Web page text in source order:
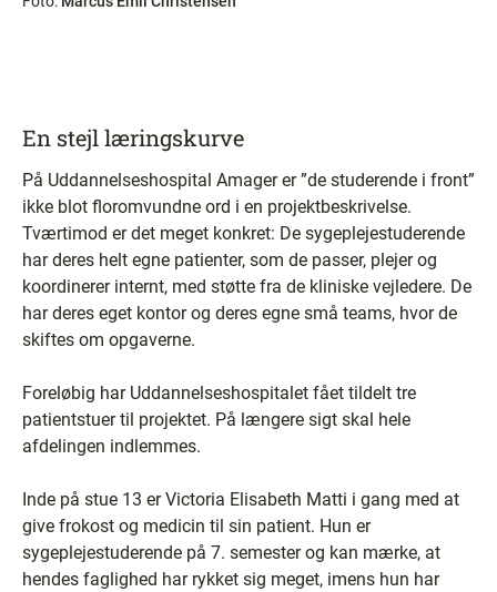
En stejl læringskurve
På Uddannelseshospital Amager er ”de studerende i front”
ikke blot floromvundne ord i en projektbeskrivelse.
Tværtimod er det meget konkret: De sygeplejestuderende
har deres helt egne patienter, som de passer, plejer og
koordinerer internt, med støtte fra de kliniske vejledere. De
har deres eget kontor og deres egne små teams, hvor de
skiftes om opgaverne.
Foreløbig har Uddannelseshospitalet fået tildelt tre
patientstuer til projektet. På længere sigt skal hele
afdelingen indlemmes.
Inde på stue 13 er Victoria Elisabeth Matti i gang med at
give frokost og medicin til sin patient. Hun er
sygeplejestuderende på 7. semester og kan mærke, at
hendes faglighed har rykket sig meget, imens hun har